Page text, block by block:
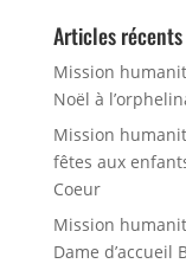
Articles récents
Mission
Noël à
Mission
fêtes aux
Coeur
Mission
Dame d’accueil